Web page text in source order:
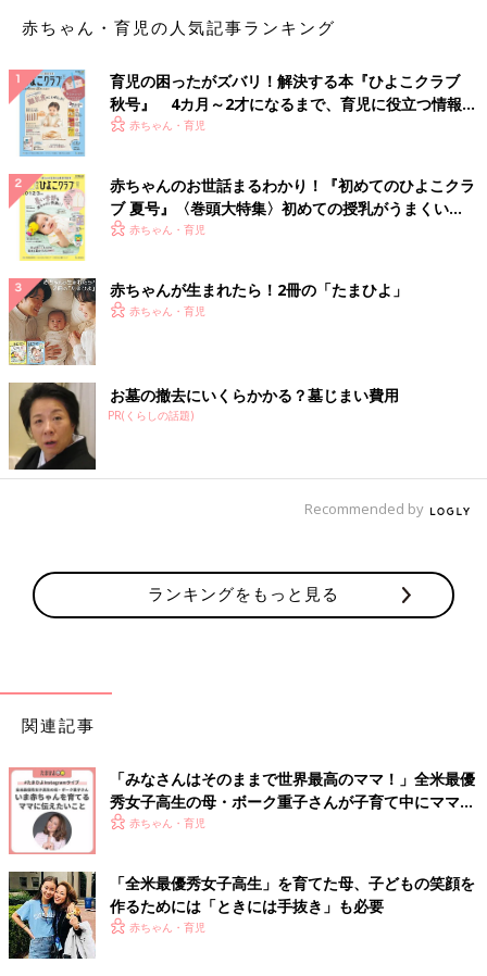
多くの人は、「なんてダメなママなんだろう」と自分を追い込ん
ことが大切なので、そうすることでオープンになれて、「同じこ
とをやらないためにはどうしたいいか」と考えられるようになっ
てくるんです。
ボーク そう、自分を許せないと、「あの子がうるさかったから
仕方ない」とか、「私が育った環境のせいだ」とか、自分は間違
っていなかったみたいに思いがちです。そして、そのあとそんな
風に思ってしまう自分を責め反省してしまう……。私もそうでし
たし、日本のママはこう考えがち。とてもまじめなんです。
でも反省するのではなくて、許すことが重要なんです。そのとき
に忘れないでほしいのは、自分が自分を許しているだけじゃなく
て、そういう行動をした自分であっても子どもからはすでに許さ
れているということ。子どもは親の全てを受け入れてくれている
んです。
時間をかけて自分を成長させ経済的に自立する
る」ことの大切さを説いています。
分で決定権をもてるということです。私も、万が一、何かあった
べていけるだけのお金を稼ぎたいと思っていました。
——— 専業主婦だったボークさんが経済的に自立することは大
変ではなかったですか？
ボーク 3年間の留学、2年間は専業主婦と5年間のブランクがあ
りましたからね。だから働こうと思っても、当時は私の市場価値
を認めてくれる人はいませんでした。大学院では現代アートが専
赤ちゃん・育児の人気記事ランキング
育児の困ったがズバリ！解決する本『ひよこクラブ
秋号』 4カ月～2才になるまで、育児に役立つ情報が
いっぱい！
赤ちゃん・育児
赤ちゃんのお世話まるわかり！『初めてのひよこクラ
ブ 夏号』〈巻頭大特集〉初めての授乳がうまくい
く！ おっぱい・ミルクの基本と夏のトラブル 解決テ
赤ちゃん・育児
赤ちゃんが生まれたら！2冊の「たまひよ」
赤ちゃん・育児
お墓の撤去にいくらかかる？墓じまい費用
PR(くらしの話題)
Recommended by
ランキングをもっと見る
関連記事
「みなさんはそのままで世界最高のママ！」全米最優
秀女子高生の母・ボーク重子さんが子育て中にママに
伝えたいこと
赤ちゃん・育児
「全米最優秀女子高生」を育てた母、子どもの笑顔を
作るためには「ときには手抜き」も必要
赤ちゃん・育児